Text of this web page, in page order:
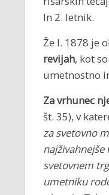
In 2. letnik.
Že l. 1878 je
revijah, kot
umetnostno
Za vrhunec
št. 35), v
za svetovno
svetovnem
umetniku